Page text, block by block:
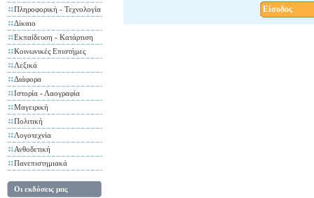
Πληροφορική - Τεχνολογία
Δίκαιο
Εκπαίδευση - Κατάρτιση
Κοινωνικές Επιστήμες
Λεξικά
Διάφορα
Ιστορία - Λαογραφία
Μαγειρική
Πολιτική
Λογοτεχνία
Ανθοδετική
Πανεπιστημιακά
Οι εκδόσεις μας
Είσοδος